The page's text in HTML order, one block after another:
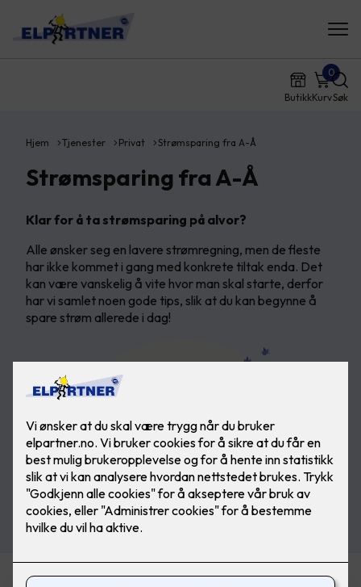
ButikkKurv
0
Søk
Hjem Tjenester Privat Strømsparing fra A-Å
Strømsparing fra A-Å
Klar for å ta strømsparing på alvor?
Alle ønsker seg en lavere strømregning, men de fleste
har ikke kommet i gang med konkrete tiltak enda. Det
kan være vanskelig å vite hvor man skal starte, derfor
har vi samlet noen gode tips, slik at du kan begynne å
spare strøm allerede i dag!